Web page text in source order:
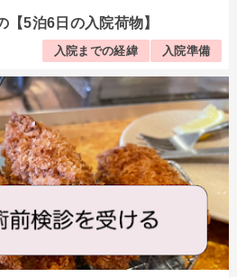
5泊6日の入院荷物】
入院までの経緯 入院準備